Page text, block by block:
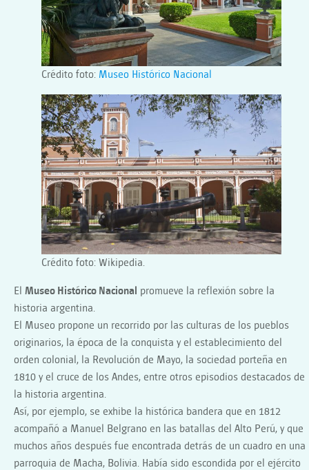
Crédito foto: Museo Histórico Nacional
Crédito foto: Wikipedia.
El Museo Histórico Nacional promueve la reflexión sobre la
historia argentina.
El Museo propone un recorrido por las culturas de los pueblos
originarios, la época de la conquista y el establecimiento del
orden colonial, la Revolución de Mayo, la sociedad porteña en
1810 y el cruce de los Andes, entre otros episodios destacados de
la historia argentina.
Así, por ejemplo, se exhibe la histórica bandera que en 1812
acompañó a Manuel Belgrano en las batallas del Alto Perú, y que
muchos años después fue encontrada detrás de un cuadro en una
parroquia de Macha, Bolivia. Había sido escondida por el ejército